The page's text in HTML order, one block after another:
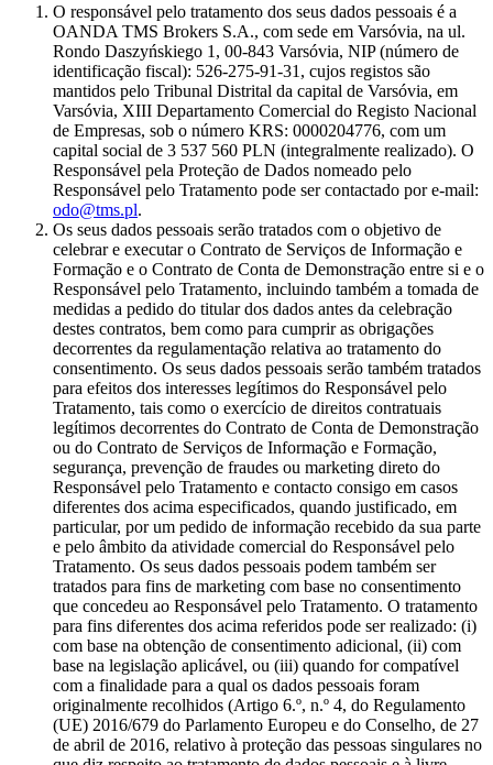
O responsável pelo tratamento dos seus dados pessoais é a
OANDA TMS Brokers S.A., com sede em Varsóvia, na ul.
Rondo Daszyńskiego 1, 00-843 Varsóvia, NIP (número de
identificação fiscal): 526-275-91-31, cujos registos são
mantidos pelo Tribunal Distrital da capital de Varsóvia, em
Varsóvia, XIII Departamento Comercial do Registo Nacional
de Empresas, sob o número KRS: 0000204776, com um
capital social de 3 537 560 PLN (integralmente realizado). O
Responsável pela Proteção de Dados nomeado pelo
Responsável pelo Tratamento pode ser contactado por e-mail:
odo@tms.pl.
Os seus dados pessoais serão tratados com o objetivo de
celebrar e executar o Contrato de Serviços de Informação e
Formação e o Contrato de Conta de Demonstração entre si e o
Responsável pelo Tratamento, incluindo também a tomada de
medidas a pedido do titular dos dados antes da celebração
destes contratos, bem como para cumprir as obrigações
decorrentes da regulamentação relativa ao tratamento do
consentimento. Os seus dados pessoais serão também tratados
para efeitos dos interesses legítimos do Responsável pelo
Tratamento, tais como o exercício de direitos contratuais
legítimos decorrentes do Contrato de Conta de Demonstração
ou do Contrato de Serviços de Informação e Formação,
segurança, prevenção de fraudes ou marketing direto do
Responsável pelo Tratamento e contacto consigo em casos
diferentes dos acima especificados, quando justificado, em
particular, por um pedido de informação recebido da sua parte
e pelo âmbito da atividade comercial do Responsável pelo
Tratamento. Os seus dados pessoais podem também ser
tratados para fins de marketing com base no consentimento
que concedeu ao Responsável pelo Tratamento. O tratamento
para fins diferentes dos acima referidos pode ser realizado: (i)
com base na obtenção de consentimento adicional, (ii) com
base na legislação aplicável, ou (iii) quando for compatível
com a finalidade para a qual os dados pessoais foram
originalmente recolhidos (Artigo 6.º, n.º 4, do Regulamento
(UE) 2016/679 do Parlamento Europeu e do Conselho, de 27
de abril de 2016, relativo à proteção das pessoas singulares no